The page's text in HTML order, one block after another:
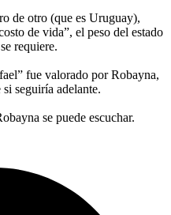
de otro (que es Uruguay),
de vida”, el peso del estado
requiere.
fue valorado por Robayna,
seguiría adelante.
se puede escuchar.